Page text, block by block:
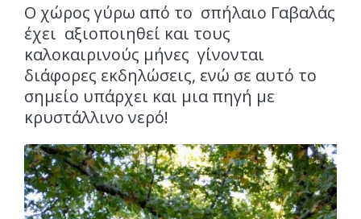
Ο χώρος γύρω από το σπήλαιο Γαβαλάς
έχει αξιοποιηθεί και τους
καλοκαιρινούς μήνες γίνονται
διάφορες εκδηλώσεις, ενώ σε αυτό το
σημείο υπάρχει και μια πηγή με
κρυστάλλινο νερό!